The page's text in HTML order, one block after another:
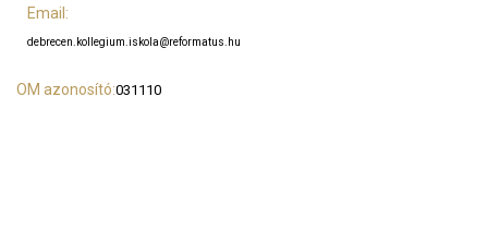
Email:
debrecen.kollegium.iskola@reformatus.hu
OM azonosító:031110